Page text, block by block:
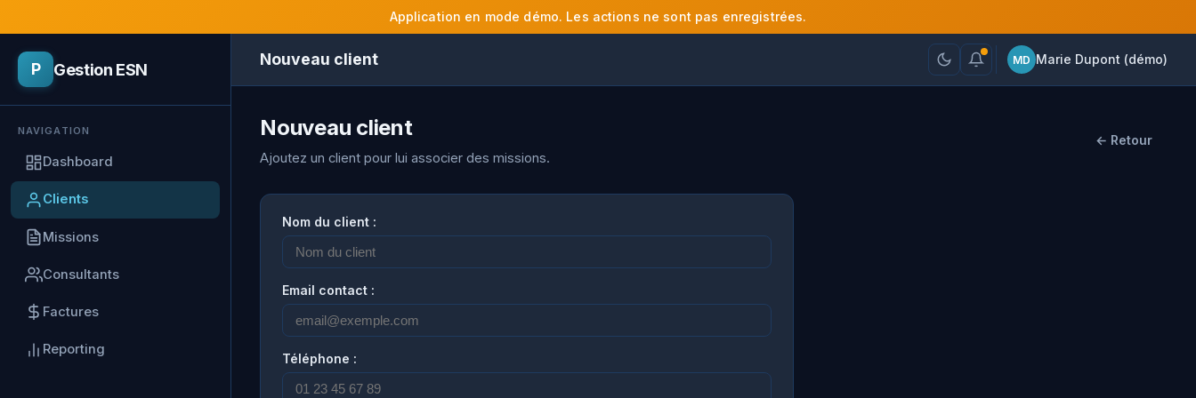
Application en mode démo. Les actions ne sont pas enregistrées.
P Gestion ESN
NAVIGATION
Dashboard
Clients
Missions
Consultants
Factures
Reporting
Nouveau client MD Marie Dupont (démo)
Nouveau client
Ajoutez un client pour lui associer des missions.
← Retour
Nom du client :
Email contact :
Téléphone :